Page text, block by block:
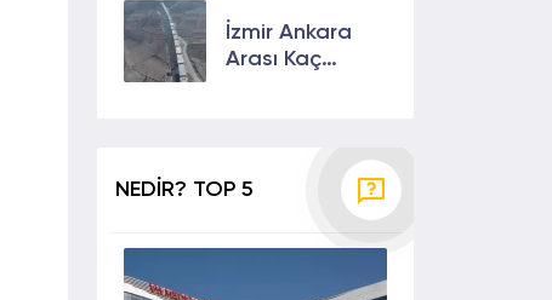
Sunulan Son
Özellikler 2024
İzmir Ankara
Arası Kaç
NEDİR? TOP 5